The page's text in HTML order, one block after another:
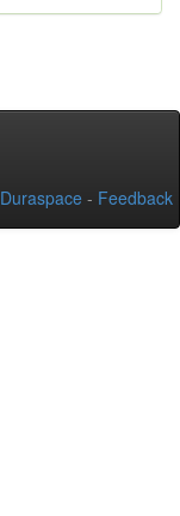
Duraspace - Feedback